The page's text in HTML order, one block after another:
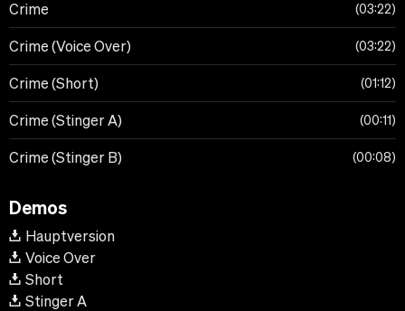
Crime 03:22
Crime (Voice Over) 03:22
Crime (Short) 01:12
Crime (Stinger A) 00:11
Crime (Stinger B) 00:08
Demos
Hauptversion
Voice Over
Short
Stinger A